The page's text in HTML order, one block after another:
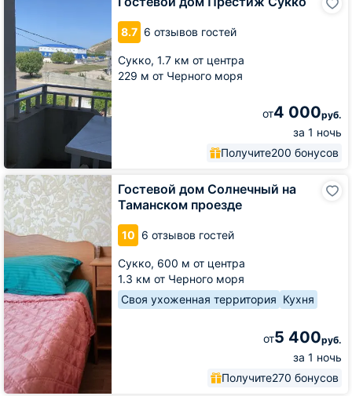
8.7 6 отзывов гостей
Сукко, 1.7 км от центра
229 м от Черного моря
от4 000руб.
за 1 ночь
Получите200 бонусов
дом
Сукко
Гостевой дом Солнечный на
Таманском проезде
10 6 отзывов гостей
Сукко, 600 м от центра
1.3 км от Черного моря
Своя ухоженная территория Кухня
от5 400руб.
за 1 ночь
Получите270 бонусов
Гостевой
дом
Солнечный
на
Таманском